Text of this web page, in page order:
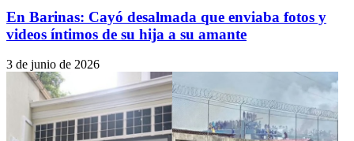
En Barinas: Cayó desalmada que enviaba fotos y
videos íntimos de su hija a su amante
3 de junio de 2026